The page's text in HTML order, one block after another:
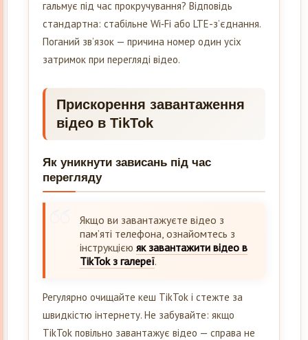
гальмує під час прокручування? Відповідь
стандартна: стабільне Wi‑Fi або LTE-з’єднання.
Поганий зв’язок — причина номер один усіх
затримок при перегляді відео.
Прискорення завантаження
відео в TikTok
Як уникнути зависань під час
перегляду
Якщо ви завантажуєте відео з
пам’яті телефона, ознайомтесь з
інструкцією як завантажити відео в
TikTok з галереї.
Регулярно очищайте кеш TikTok і стежте за
швидкістю інтернету. Не забувайте: якщо
TikTok повільно завантажує відео — справа не